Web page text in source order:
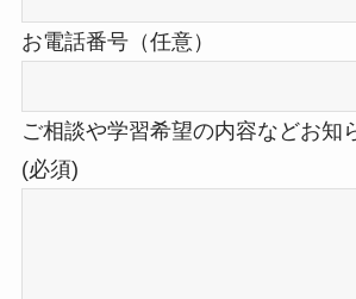
お電話番号（任意）
ご相談や学習希望の内容などお知
(必須)